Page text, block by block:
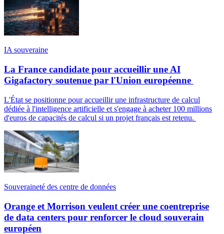
IA souveraine
La France candidate pour accueillir une AI
Gigafactory soutenue par l'Union européenne
L'État se positionne pour accueillir une infrastructure de calcul
dédiée à l'intelligence artificielle et s'engage à acheter 100 millions
d'euros de capacités de calcul si un projet français est retenu.
Souveraineté des centre de données
Orange et Morrison veulent créer une coentreprise
de data centers pour renforcer le cloud souverain
européen